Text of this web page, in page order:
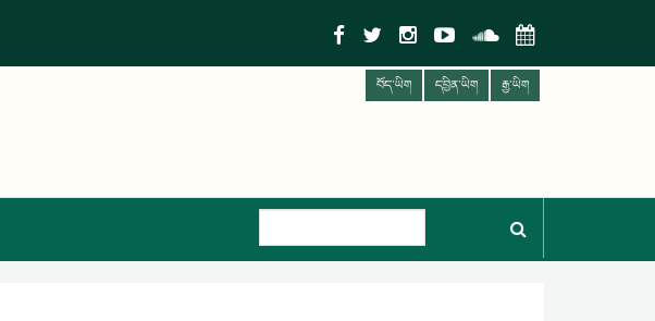
བོད་ཡིག དབྱིན་ཡིག རྒྱ་ཡིག